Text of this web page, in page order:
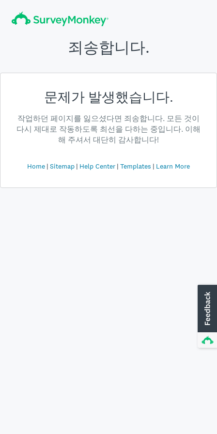
죄송합니다.
문제가 발생했습니다.
작업하던 페이지를 잃으셨다면 죄송합니다. 모든 것이
다시 제대로 작동하도록 최선을 다하는 중입니다. 이해
해 주셔서 대단히 감사합니다!
Home Sitemap Help Center Templates Learn More